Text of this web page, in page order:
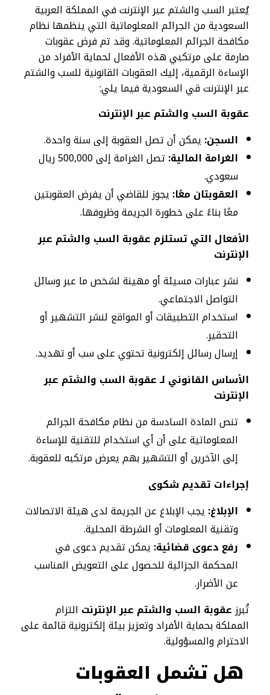
يُعتبر السب والشتم عبر الإنترنت في المملكة العربية
السعودية من الجرائم المعلوماتية التي ينظمها نظام
مكافحة الجرائم المعلوماتية. وقد تم فرض عقوبات
صارمة على مرتكبي هذه الأفعال لحماية الأفراد من
الإساءة الرقمية، إليك العقوبات القانونية للسب والشتم
عبر الإنترنت قي السعودية فيما يلي:
عقوبة السب والشتم عبر الإنترنت
السجن: يمكن أن تصل العقوبة إلى سنة واحدة.
الغرامة المالية:
تصل الغرامة إلى 500,000 ريال
سعودي.
العقوبتان معًا: يجوز للقاضي أن يفرض العقوبتين
معًا بناءً على خطورة الجريمة وظروفها.
الأفعال التي تستلزم عقوبة السب والشتم عبر
الإنترنت
نشر عبارات مسيئة أو مهينة لشخص ما عبر وسائل
التواصل الاجتماعي.
استخدام التطبيقات أو المواقع لنشر التشهير أو
التحقير.
إرسال رسائل إلكترونية تحتوي على سب أو تهديد.
الأساس القانوني لـ عقوبة السب والشتم عبر
الإنترنت
تنص المادة السادسة من نظام مكافحة الجرائم
المعلوماتية على أن أي استخدام للتقنية للإساءة
إلى الآخرين أو التشهير بهم يعرض مرتكبه للعقوبة.
إجراءات تقديم شكوى
الإبلاغ: يجب الإبلاغ عن الجريمة لدى هيئة الاتصالات
وتقنية المعلومات أو الشرطة المحلية.
رفع دعوى قضائية: يمكن تقديم دعوى في
المحكمة الجزائية للحصول على التعويض المناسب
عن الأضرار.
تُبرزعقوبة السب والشتم عبر الإنترنت التزام
المملكة بحماية الأفراد وتعزيز بيئة إلكترونية قائمة على
الاحترام والمسؤولية.
هل تشمل العقوبات